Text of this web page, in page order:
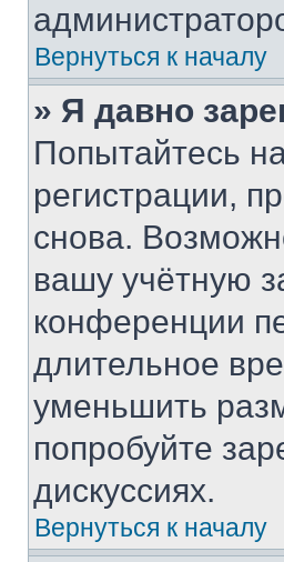
Вернуться к началу
» Я давно
Попытайтесь
регистрации,
снова.
вашу учётную
конференции
длительное
уменьшить
попробуйте
дискуссиях.
Вернуться к началу